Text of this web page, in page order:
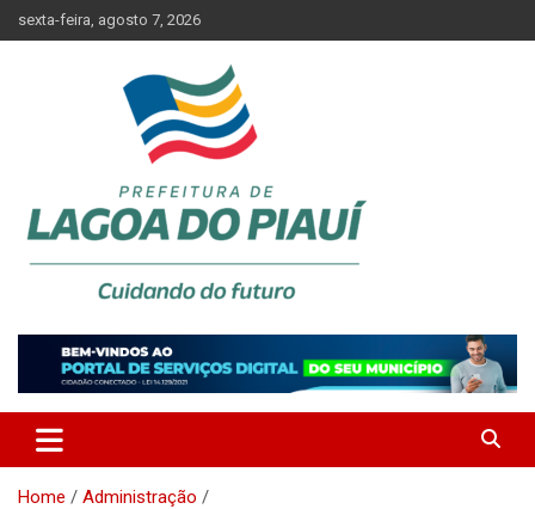
to
sexta-feira, agosto 7, 2026
PREFEITURA DE LAGOA DO
PIAUÍ
Home
Administração